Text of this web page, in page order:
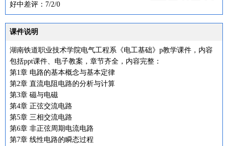
好中差评：7/2/0
课件说明
湖南铁道职业技术学院电气工程系《电工基础》p教学课件，内容
包括ppt课件、电子教案，章节齐全，内容完整：
第1章 电路的基本概念与基本定律
第2章 直流电阻电路的分析与计算
第3章 磁与电磁
第4章 正弦交流电路
第5章 三相交流电路
第6章 非正弦周期电流电路
第7章 线性电路的瞬态过程